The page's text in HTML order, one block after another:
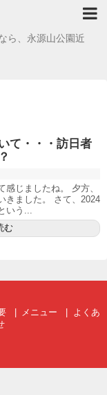
ら、永源山公園近
て・・・訪日者
じましたね。 夕方、
きました。 さて、2024
いう...
む
メニュー
よくあ